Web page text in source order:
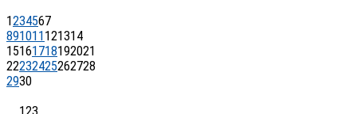
1234567
891011 121314
15161718192021
22232425262728
2930